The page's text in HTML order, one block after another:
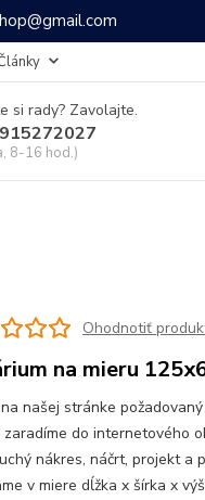
si rady? Zavolajte.
8-16 hod.)
Ohodnotiť
na mieru
našej stránke
do internetového
nákres, náčrt, projekt a
v miere dĺžka x šírka x